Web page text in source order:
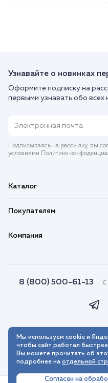
Узнавайте о новинках
Оформите подписку на
первыми узнавать обо всех
Подписываясь на рассылку, вы
условиями Политики
Каталог
Покупателям
Компания
8 (800) 500-61-13
© 2018–2026.
Договор
Мы используем cookie и
чтобы сайт работал
Вы можете прочитать об
подробнее на отдельной
Согласен на